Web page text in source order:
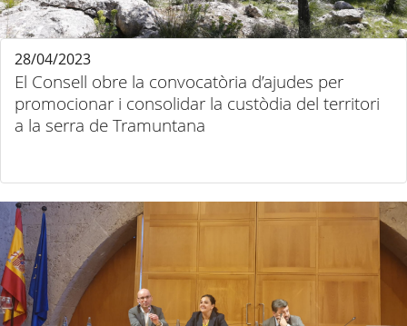
El Consell obre la convocatòria d’ajudes per
promocionar i consolidar la custòdia del territori
a la serra de Tramuntana
28/04/2023